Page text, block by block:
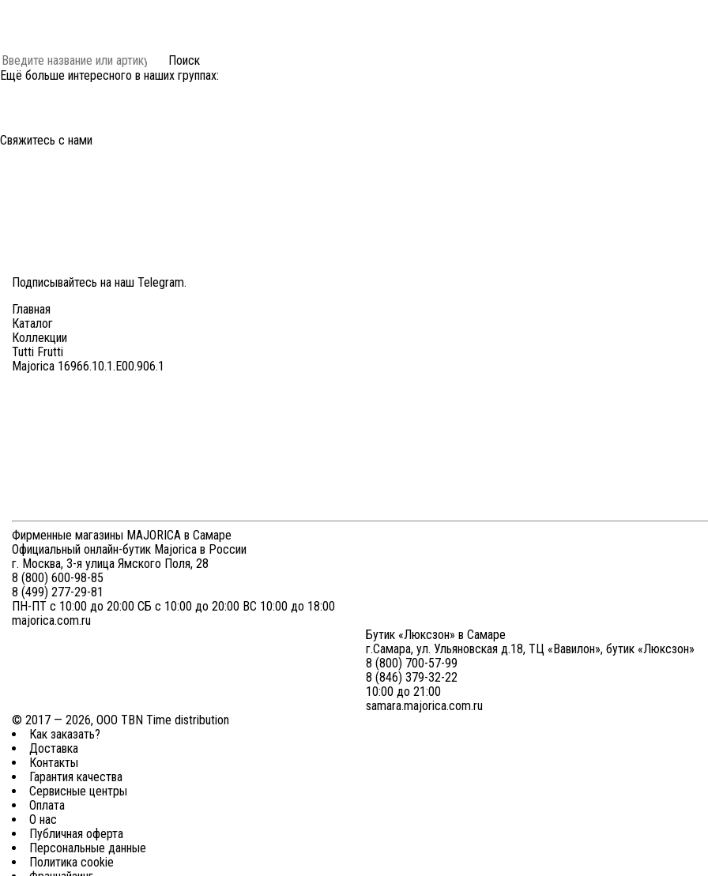
Поиск
Ещё больше интересного в наших группах:
Свяжитесь с нами
Подписывайтесь на наш Telegram.
Главная
Каталог
Коллекции
Tutti Frutti
Majorica 16966.10.1.E00.906.1
Фирменные магазины MAJORICA в Самаре
Официальный онлайн-бутик Majorica в России
г. Москва, 3-я улица Ямского Поля, 28
8 (800) 600-98-85
8 (499) 277-29-81
ПН-ПТ с 10:00 до 20:00 СБ с 10:00 до 20:00 ВС 10:00 до 18:00
majorica.com.ru
Бутик «Люксзон» в Самаре
г.Самара, ул. Ульяновская д.18, ТЦ «Вавилон», бутик «Люксзон»
8 (800) 700-57-99
8 (846) 379-32-22
10:00 до 21:00
samara.majorica.com.ru
© 2017 — 2026, ООО TBN Time distribution
Как заказать?
Доставка
Контакты
Гарантия качества
Сервисные центры
Оплата
О нас
Публичная оферта
Персональные данные
Политика cookie